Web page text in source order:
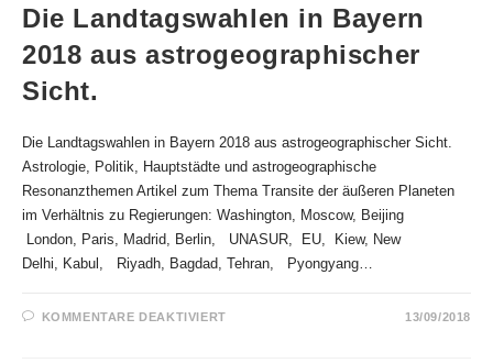
Die Landtagswahlen in Bayern
2018 aus astrogeographischer
Sicht.
Die Landtagswahlen in Bayern 2018 aus astrogeographischer Sicht.
Astrologie, Politik, Hauptstädte und astrogeographische
Resonanzthemen Artikel zum Thema Transite der äußeren Planeten
im Verhältnis zu Regierungen: Washington, Moscow, Beijing
London, Paris, Madrid, Berlin, UNASUR, EU, Kiew, New
Delhi, Kabul, Riyadh, Bagdad, Tehran, Pyongyang…
KOMMENTARE DEAKTIVIERTFÜR
13/09/2018